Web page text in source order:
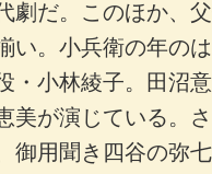
劇だ。このほか、
い。小兵衛の年の
・小林綾子。田沼
美が演じている。
御用聞き四谷の弥